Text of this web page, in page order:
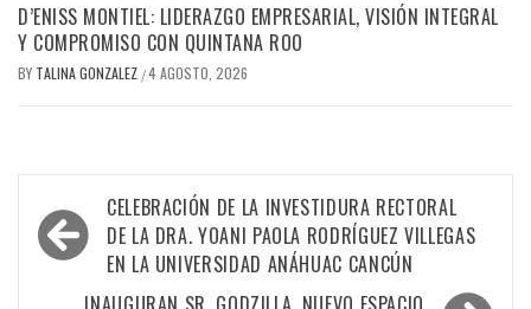
D’ENISS MONTIEL: LIDERAZGO EMPRESARIAL, VISIÓN INTEGRAL
Y COMPROMISO CON QUINTANA ROO
BY TALINA GONZALEZ /4 AGOSTO, 2026
Navegación
de
entradas
CELEBRACIÓN DE LA INVESTIDURA RECTORAL
DE LA DRA. YOANI PAOLA RODRÍGUEZ VILLEGAS
EN LA UNIVERSIDAD ANÁHUAC CANCÚN